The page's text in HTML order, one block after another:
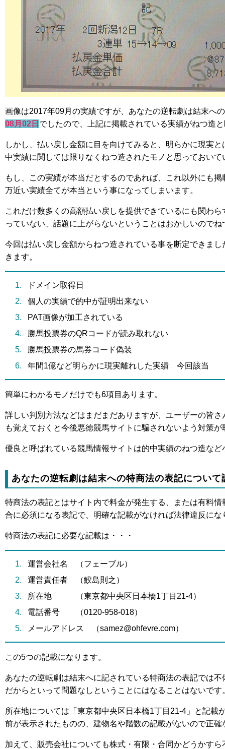
画像は2017年09月の実績ですが、あなたの逆転劇は結末への
08月02日 でしたので、上記に掲載されている実績がねつ造
しかし、払い戻し金額に目を向けてみると、明らかに現実
中実績に関しては限りなくねつ造されたモノと思っておいて
もし、この実績が本当だとするのであれば、これ以外にも
万近い実績全てが本当という事になってしまいます。
これだけ数多くの高額払い戻しを提供できているにも関わ
っていない、話題に上がらないということはおかしいので
今回は払い戻し金額からねつ造されている事を断定できま
きます。
ドメイン取得日
個人の実績で的中が証明出来ない
PAT画像が加工されている
勝馬投票券のQRコードが読み取れない
勝馬投票券の馬券コード偽装
年間1億など明らかに現実離れした実績 今回該当
簡単にわかるモノだけでも6項目あります。
詳しい判別方法などはまだまだありますが、ユーザーの皆
も覚えておくと今後悪徳競馬サイトに騙されないよう対策
優良と呼ばれている競馬情報サイトは的中実績のねつ造など
あなたの逆転劇は結末への特商法の表記について
特商法の表記とはサイト内で料金が発生する、または有料
合に必須になる表記で、明確な記載がなければ法律違反にな
特商法の表記に必要な記載は・・・
運営会社名 （フェーブル）
運営責任者 （鮫島則之）
所在地 （東京都中央区日本橋1丁目21-4）
電話番号 （0120-958-018）
メールアドレス （samez@ohfevre.com）
この5つの記載になります。
あなたの逆転劇は結末へに記されている特商法の表記では
だからといって問題なしということにはなることはないです
所在地については「東京都中央区日本橋1丁目21-4」と記載
前が表示されたものの、建物名や階数の記載がないので正
加えて、販売会社についても株式・有限・合同かどうかす